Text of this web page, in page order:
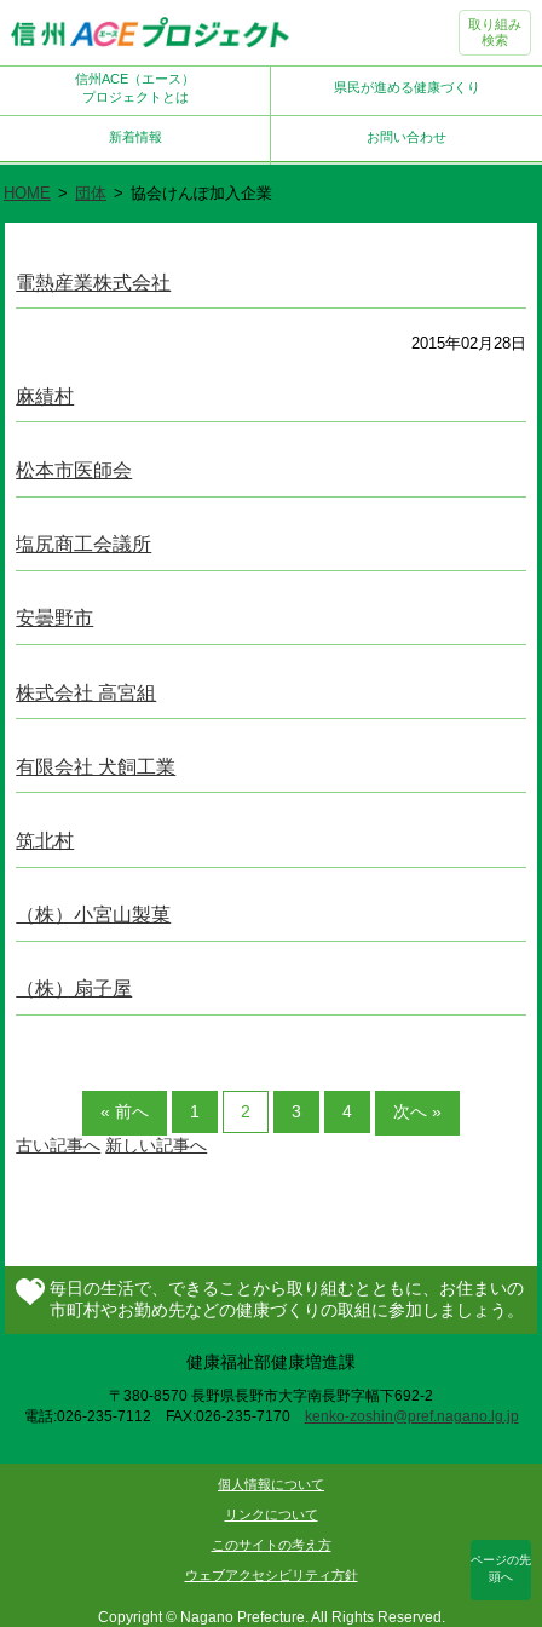
取り組み
検索
信州ACE（エース）
プロジェクトとは
県民が進める健康づくり
新着情報 お問い合わせ
HOME > 団体 > 協会けんぽ加入企業
電熱産業株式会社
2015年02月28日
麻績村
松本市医師会
塩尻商工会議所
安曇野市
株式会社 高宮組
有限会社 犬飼工業
筑北村
（株）小宮山製菓
（株）扇子屋
« 前へ 1 2 3 4
次へ »
古い記事へ 新しい記事へ
ページの先
頭へ
健康福祉部健康増進課
〒380-8570 長野県長野市大字南長野字幅下692-2
電話:026-235-7112 FAX:026-235-7170
kenko-zoshin@pref.nagano.lg.jp
個人情報について
リンクについて
このサイトの考え方
ウェブアクセシビリティ方針
Copyright © Nagano Prefecture. All Rights Reserved.